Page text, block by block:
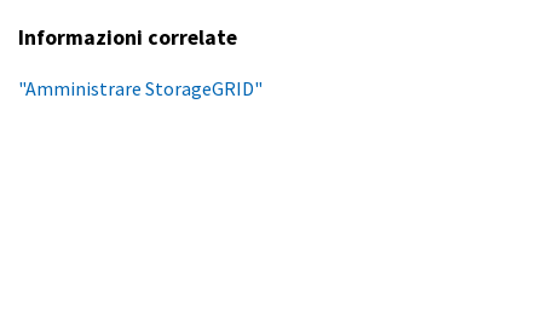
Informazioni correlate
"Amministrare StorageGRID"